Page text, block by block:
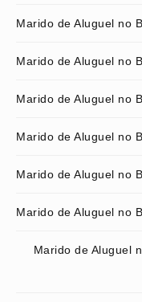
Marido de Aluguel no
Marido de Aluguel no
Marido de Aluguel no
Marido de Aluguel no
Marido de Aluguel no
Marido de Aluguel no
Marido de Aluguel